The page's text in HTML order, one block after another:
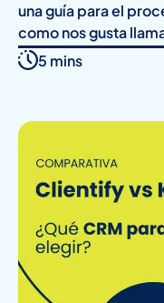
una guía para el
como nos gusta
5 mins